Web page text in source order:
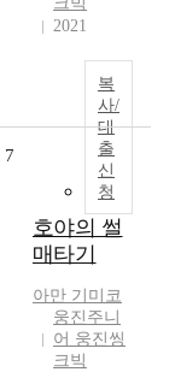
2021
복
사/
대
출
신
청
7
호야의 썰
매타기
아만 기미코
웅진주니
어 웅진씽
크빅